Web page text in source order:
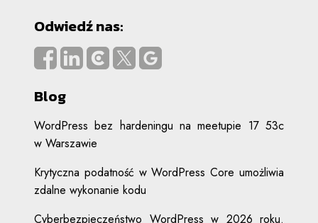
Odwiedź nas:
Blog
WordPress bez hardeningu na meetupie 17 53c
w Warszawie
Krytyczna podatność w WordPress Core umożliwia
zdalne wykonanie kodu
Cyberbezpieczeństwo WordPress w 2026 roku.